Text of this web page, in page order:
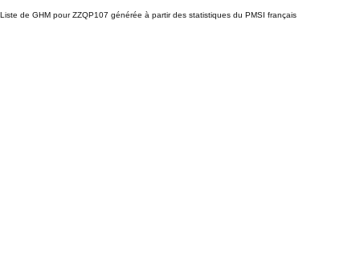
Liste de GHM pour ZZQP107 générée à partir des statistiques du PMSI français